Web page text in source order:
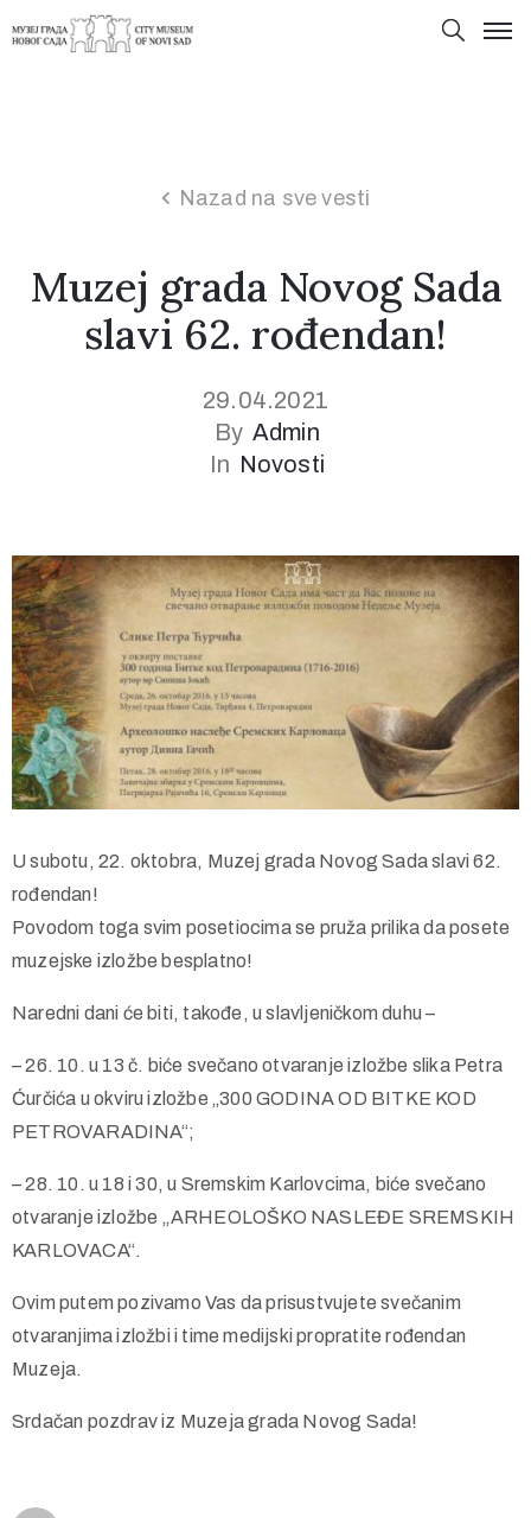
Nazad na sve vesti
Muzej grada Novog Sada
slavi 62. rođendan!
29.04.2021
By Admin
In Novosti
U subotu, 22. oktobra, Muzej grada Novog Sada slavi 62.
rođendan!
Povodom toga svim posetiocima se pruža prilika da posete
muzejske izložbe besplatno!
Naredni dani će biti, takođe, u slavljeničkom duhu –
– 26. 10. u 13 č. biće svečano otvaranje izložbe slika Petra
Ćurčića u okviru izložbe „300 GODINA OD BITKE KOD
PETROVARADINA“;
– 28. 10. u 18 i 30, u Sremskim Karlovcima, biće svečano
otvaranje izložbe „ARHEOLOŠKO NASLEĐE SREMSKIH
KARLOVACA“.
Ovim putem pozivamo Vas da prisustvujete svečanim
otvaranjima izložbi i time medijski propratite rođendan
Muzeja.
Srdačan pozdrav iz Muzeja grada Novog Sada!